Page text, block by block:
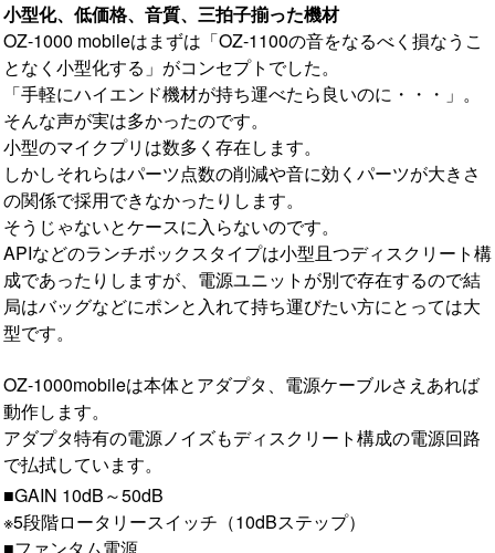
小型化、低価格、音質、三拍子揃った機材
OZ-1000 mobileはまずは「OZ-1100の音をなるべく損なうこ
となく小型化する」がコンセプトでした。
「手軽にハイエンド機材が持ち運べたら良いのに・・・」。
そんな声が実は多かったのです。
小型のマイクプリは数多く存在します。
しかしそれらはパーツ点数の削減や音に効くパーツが大きさ
の関係で採用できなかったりします。
そうじゃないとケースに入らないのです。
APIなどのランチボックスタイプは小型且つディスクリート構
成であったりしますが、電源ユニットが別で存在するので結
局はバッグなどにポンと入れて持ち運びたい方にとっては大
型です。
OZ-1000mobileは本体とアダプタ、電源ケーブルさえあれば
動作します。
アダプタ特有の電源ノイズもディスクリート構成の電源回路
で払拭しています。
■GAIN 10dB～50dB
※5段階ロータリースイッチ（10dBステップ）